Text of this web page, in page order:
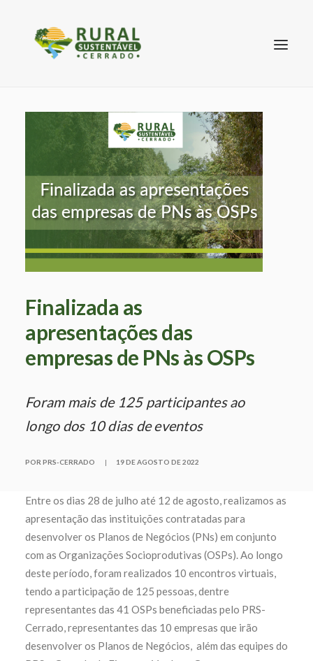
SEARCH
Finalizada as
apresentações das
empresas de PNs às OSPs
Foram mais de 125 participantes ao
longo dos 10 dias de eventos
POR PRS-CERRADO | 19 DE AGOSTO DE 2022
Entre os dias 28 de julho até 12 de agosto, realizamos as
apresentação das instituições contratadas para
desenvolver os Planos de Negócios (PNs) em conjunto
com as Organizações Socioprodutivas (OSPs). Ao longo
deste período, foram realizados 10 encontros virtuais,
tendo a participação de 125 pessoas, dentre
representantes das 41 OSPs beneficiadas pelo PRS-
Cerrado, representantes das 10 empresas que irão
desenvolver os Planos de Negócios, além das equipes do